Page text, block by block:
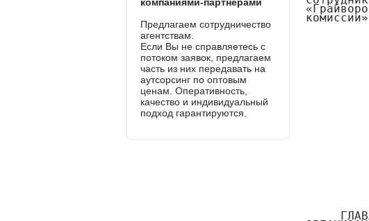
Предлагаем сотрудничество
агентствам.
Если Вы не справляетесь с
потоком заявок, предлагаем
часть из них передавать на
аутсорсинг по оптовым
ценам. Оперативность,
качество и индивидуальный
подход гарантируются.